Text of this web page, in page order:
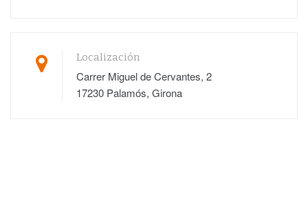
Localización
Carrer Miguel de Cervantes, 2
17230 Palamós, Girona